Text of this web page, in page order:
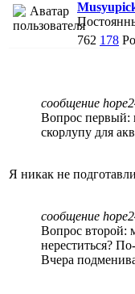
762 178
сообщение
Вопрос первый:
скорлупу для
Я никак не
сообщение
Вопрос второй:
нереститься?
Вчера